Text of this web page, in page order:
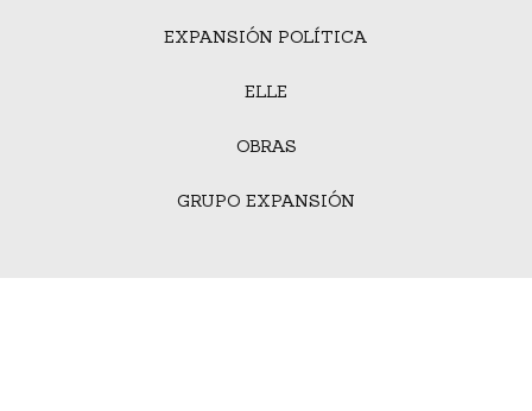
EXPANSIÓN POLÍTICA
ELLE
OBRAS
GRUPO EXPANSIÓN